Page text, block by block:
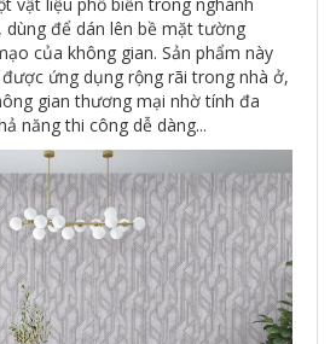
để dán lên bề mặt tường
của không gian. Sản phẩm này
ứng dụng rộng rãi trong nhà ở,
gian thương mại nhờ tính đa
năng thi công dễ dàng...